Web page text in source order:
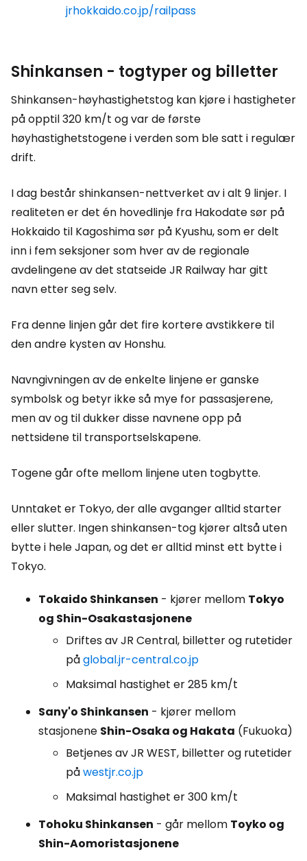
jrhokkaido.co.jp/railpass
Shinkansen - togtyper og billetter
Shinkansen-høyhastighetstog kan kjøre i hastigheter
på opptil 320 km/t og var de første
høyhastighetstogene i verden som ble satt i regulær
drift.
I dag består shinkansen-nettverket av i alt 9 linjer. I
realiteten er det én hovedlinje fra Hakodate sør på
Hokkaido til Kagoshima sør på Kyushu, som er delt
inn i fem seksjoner som hver av de regionale
avdelingene av det statseide JR Railway har gitt
navn etter seg selv.
Fra denne linjen går det fire kortere avstikkere til
den andre kysten av Honshu.
Navngivningen av de enkelte linjene er ganske
symbolsk og betyr ikke så mye for passasjerene,
men av og til dukker disse navnene opp på
nettsidene til transportselskapene.
Togene går ofte mellom linjene uten togbytte.
Unntaket er Tokyo, der alle avganger alltid starter
eller slutter. Ingen shinkansen-tog kjører altså uten
bytte i hele Japan, og det er alltid minst ett bytte i
Tokyo.
Tokaido Shinkansen - kjører mellom Tokyo
og Shin-Osakastasjonene
Driftes av JR Central, billetter og rutetider
påglobal.jr-central.co.jp
Maksimal hastighet er 285 km/t
Sany'o Shinkansen - kjører mellom
stasjonene Shin-Osaka og Hakata (Fukuoka)
Betjenes av JR WEST, billetter og rutetider
påwestjr.co.jp
Maksimal hastighet er 300 km/t
Tohoku Shinkansen - går mellom Toyko og
Shin-Aomoristasjonene